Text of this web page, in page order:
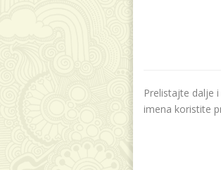
Prelistajte dalje
imena koristite